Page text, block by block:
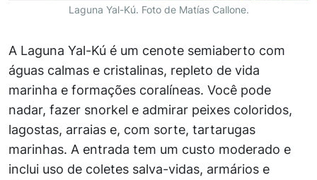
Laguna Yal-Kú. Foto de Matías Callone.
A Laguna Yal-Kú é um cenote semiaberto com
águas calmas e cristalinas, repleto de vida
marinha e formações coralíneas. Você pode
nadar, fazer snorkel e admirar peixes coloridos,
lagostas, arraias e, com sorte, tartarugas
marinhas. A entrada tem um custo moderado e
inclui uso de coletes salva-vidas, armários e